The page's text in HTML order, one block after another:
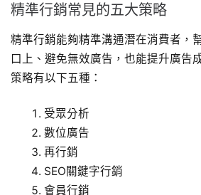
精準行銷常見的五大策略
精準行銷能夠精準溝通潛在消費者，
口上、避免無效廣告，也能提升廣告
策略有以下五種：
受眾分析
數位廣告
再行銷
SEO關鍵字行銷
會員行銷